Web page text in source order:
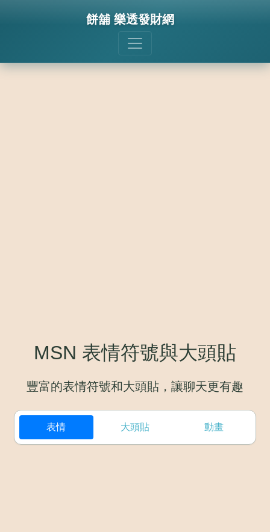
餅舖 樂透發財網
MSN 表情符號與大頭貼
豐富的表情符號和大頭貼，讓聊天更有趣
表情 大頭貼 動畫